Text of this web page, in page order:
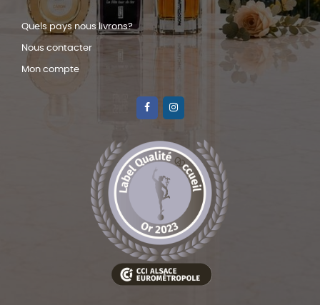
Quels pays nous livrons?
Nous contacter
Mon compte